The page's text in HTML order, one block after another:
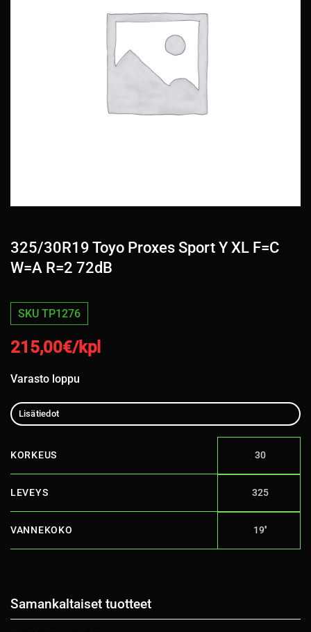
325/30R19 Toyo Proxes Sport Y XL F=C
W=A R=2 72dB
SKU TP1276
215,00€/kpl
Varasto loppu
Lisätiedot
KORKEUS 30
LEVEYS 325
VANNEKOKO 19''
Samankaltaiset tuotteet